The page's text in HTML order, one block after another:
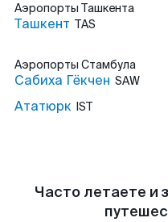
Аэропорты Ташкента
Ташкент TAS
Аэропорты Стамбула
Сабиха Гёкчен SAW
Ататюрк IST
Часто летаете и